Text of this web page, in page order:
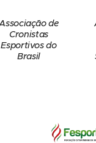
de
Cronistas
Esportivos do
Brasil